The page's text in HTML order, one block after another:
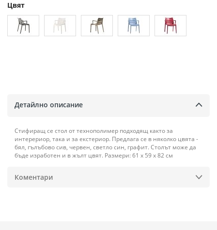
Цвят
Детайлно описание
Стифиращ се стол от технополимер подходящ както за
интерериор, така и за екстериор. Предлага се в няколко цвята -
бял, гълъбово сив, червен, светло син, графит. Столът може да
бъде изработен и в жълт цвят. Размери: 61 х 59 х 82 см
Коментари